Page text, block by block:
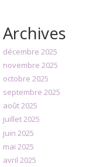
Archives
décembre 2025
novembre 2025
octobre 2025
septembre 2025
août 2025
juillet 2025
juin 2025
mai 2025
avril 2025